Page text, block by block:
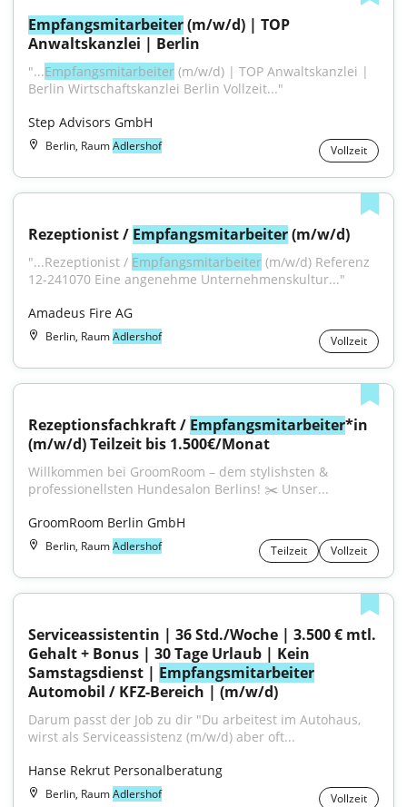
Empfangsmitarbeiter (m/w/d) | TOP
Anwaltskanzlei | Berlin
"...Empfangsmitarbeiter (m/w/d) | TOP Anwaltskanzlei |
Berlin Wirtschaftskanzlei Berlin Vollzeit..."
Step Advisors GmbH
Berlin, RaumAdlershof Vollzeit
Rezeptionist / Empfangsmitarbeiter (m/w/d)
"...Rezeptionist / Empfangsmitarbeiter (m/w/d) Referenz
12-241070 Eine angenehme Unternehmenskultur..."
Amadeus Fire AG
Berlin, RaumAdlershof Vollzeit
Rezeptionsfachkraft / Empfangsmitarbeiter*in
(m/w/d) Teilzeit bis 1.500€/Monat
Willkommen bei GroomRoom – dem stylishsten &
professionellsten Hundesalon Berlins! ✂️ Unser...
GroomRoom Berlin GmbH
Berlin, RaumAdlershof Teilzeit Vollzeit
Serviceassistentin | 36 Std./Woche | 3.500 € mtl.
Gehalt + Bonus | 30 Tage Urlaub | Kein
Samstagsdienst | Empfangsmitarbeiter
Automobil / KFZ-Bereich | (m/w/d)
Darum passt der Job zu dir "Du arbeitest im Autohaus,
wirst als Serviceassistenz (m/w/d) aber oft...
Hanse Rekrut Personalberatung
Berlin, RaumAdlershof Vollzeit